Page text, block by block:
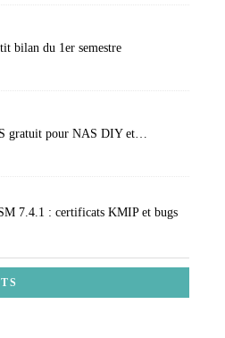
bilan du 1er semestre
gratuit pour NAS DIY et…
7.4.1 : certificats KMIP et bugs